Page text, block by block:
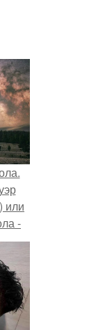
или
-
над